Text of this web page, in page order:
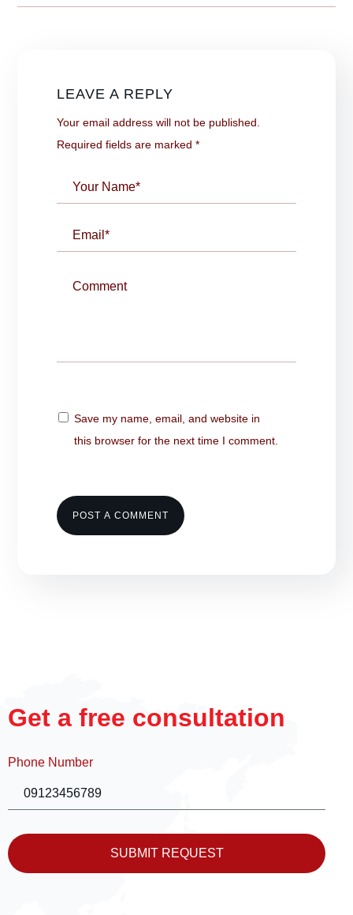
LEAVE A REPLY
Your email address will not be published.
Required fields are marked*
Save my name, email, and website in
this browser for the next time I comment.
POST A COMMENT
Get a free consultation
Phone Number
SUBMIT REQUEST